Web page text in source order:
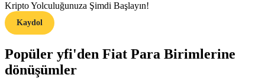
Kazan
Kripto Yolculuğunuza Şimdi Başlayın!
Kaydol
Popüler yfi'den Fiat Para Birimlerine
dönüşümler